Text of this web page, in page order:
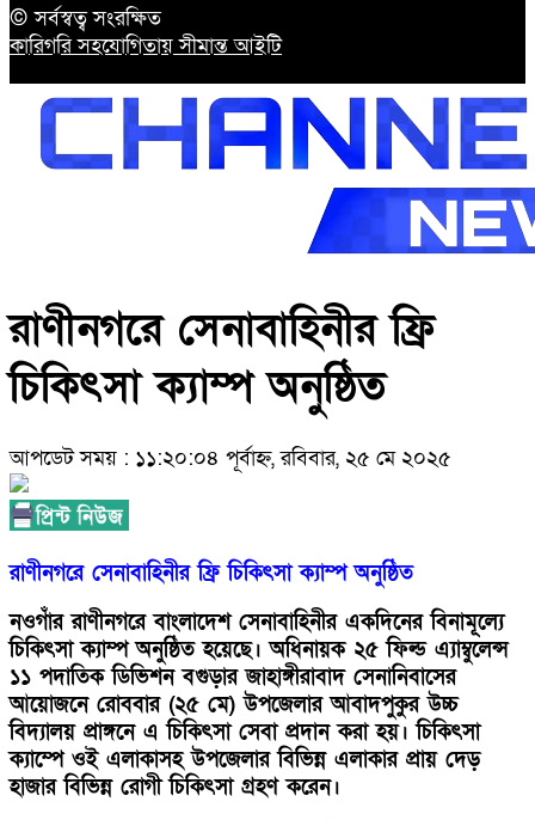
© সর্বস্বত্ব সংরক্ষিত
কারিগরি সহযোগিতায় সীমান্ত আইটি
রাণীনগরে সেনাবাহিনীর ফ্রি
চিকিৎসা ক্যাম্প অনুষ্ঠিত
আপডেট সময় : ১১:২০:০৪ পূর্বাহ্ন, রবিবার, ২৫ মে ২০২৫
রাণীনগরে সেনাবাহিনীর ফ্রি চিকিৎসা ক্যাম্প অনুষ্ঠিত
নওগাঁর রাণীনগরে বাংলাদেশ সেনাবাহিনীর একদিনের বিনামূল্যে
চিকিৎসা ক্যাম্প অনুষ্ঠিত হয়েছে। অধিনায়ক ২৫ ফিল্ড এ্যাম্বুলেন্স
১১ পদাতিক ডিভিশন বগুড়ার জাহাঙ্গীরাবাদ সেনানিবাসের
আয়োজনে রোববার (২৫ মে) উপজেলার আবাদপুকুর উচ্চ
বিদ্যালয় প্রাঙ্গনে এ চিকিৎসা সেবা প্রদান করা হয়। চিকিৎসা
ক্যাম্পে ওই এলাকাসহ উপজেলার বিভিন্ন এলাকার প্রায় দেড়
হাজার বিভিন্ন রোগী চিকিৎসা গ্রহণ করেন।